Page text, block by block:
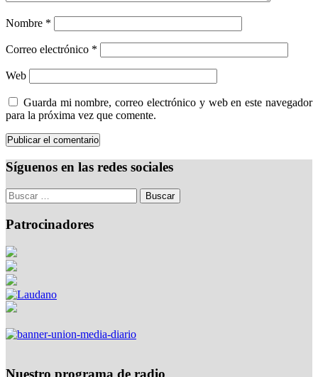
Nombre *
Correo electrónico *
Web
Guarda mi nombre, correo electrónico y web en este navegador
para la próxima vez que comente.
Síguenos en las redes sociales
Patrocinadores
Nuestro programa de radio